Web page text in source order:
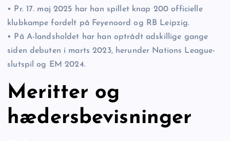
• Pr. 17. maj 2025 har han spillet knap 200 officielle
klubkampe fordelt på Feyenoord og RB Leipzig.
• På A-landsholdet har han optrådt adskillige gange
siden debuten i marts 2023, herunder Nations League-
slutspil og EM 2024.
Meritter og
hædersbevisninger